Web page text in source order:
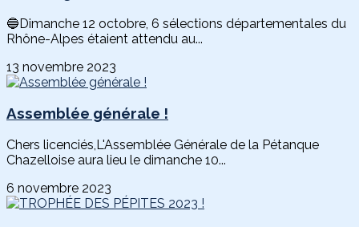
🔵Dimanche 12 octobre, 6 sélections départementales du
Rhône-Alpes étaient attendu au...
13 novembre 2023
Assemblée générale !
Chers licenciés,L'Assemblée Générale de la Pétanque
Chazelloise aura lieu le dimanche 10...
6 novembre 2023